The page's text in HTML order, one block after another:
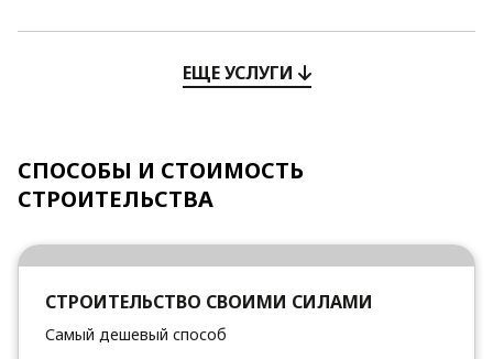
ЕЩЕ УСЛУГИ
СПОСОБЫ И СТОИМОСТЬ
СТРОИТЕЛЬСТВА
СТРОИТЕЛЬСТВО СВОИМИ СИЛАМИ
Самый дешевый способ